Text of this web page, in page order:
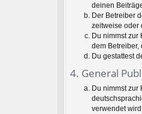
deinen
Der Betreiber
zeitweise oder
Du nimmst zur
dem Betreiber,
Du gestattest
4. General
Du nimmst zur
verwendet